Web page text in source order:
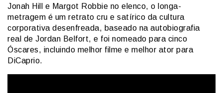
Jonah Hill e Margot Robbie no elenco, o longa-
metragem é um retrato cru e satírico da cultura
corporativa desenfreada, baseado na autobiografia
real de Jordan Belfort, e foi nomeado para cinco
Óscares, incluindo melhor filme e melhor ator para
DiCaprio.